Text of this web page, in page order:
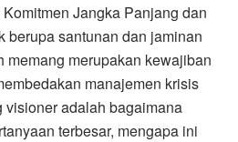
Jangka Panjang dan
berupa santunan dan jaminan
memang merupakan kewajiban
manajemen krisis
adalah bagaimana
terbesar, mengapa ini